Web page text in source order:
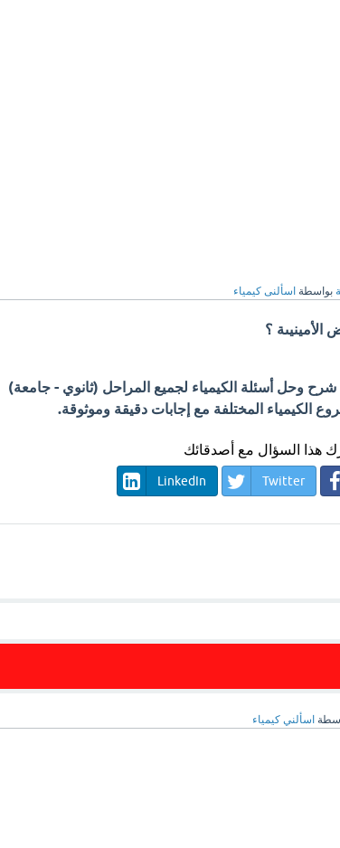
بواسطة اسألنى كيمياء
الأمينيىة ؟
وحل أسئلة الكيمياء لجميع المراحل (ثانوي - جامعة)
المختلفة مع إجابات دقيقة وموثوقة.
هذا السؤال مع أصدقائك
Twitter
LinkedIn
اسألني كيمياء